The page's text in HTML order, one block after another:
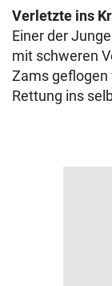
Verletzte ins
Einer der
mit schweren
Zams geflogen
Rettung ins